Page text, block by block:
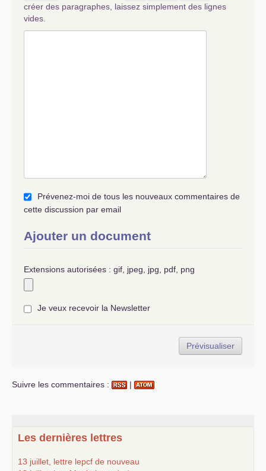
créer des paragraphes, laissez simplement des lignes
vides.
Prévenez-moi de tous les nouveaux commentaires de
cette discussion par email
Ajouter un document
Extensions autorisées : gif, jpeg, jpg, pdf, png
Je veux recevoir la Newsletter
Suivre les commentaires : |
Les dernières lettres
13 juillet, lettre lepcf de nouveau